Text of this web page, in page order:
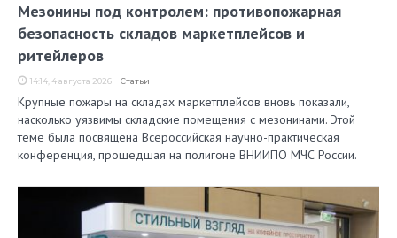
Мезонины под контролем: противопожарная
безопасность складов маркетплейсов и
ритейлеров
14:14, 4 августа 2026 Статьи
Крупные пожары на складах маркетплейсов вновь показали,
насколько уязвимы складские помещения с мезонинами. Этой
теме была посвящена Всероссийская научно-практическая
конференция, прошедшая на полигоне ВНИИПО МЧС России.